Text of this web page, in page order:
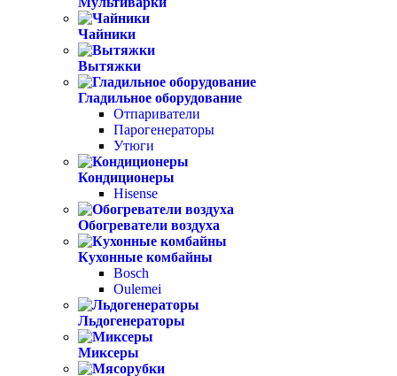
Чайники
Вытяжки
Гладильное оборудование
Отпариватели
Парогенераторы
Утюги
Кондиционеры
Hisense
Обогреватели воздуха
Кухонные комбайны
Bosch
Oulemei
Льдогенераторы
Миксеры